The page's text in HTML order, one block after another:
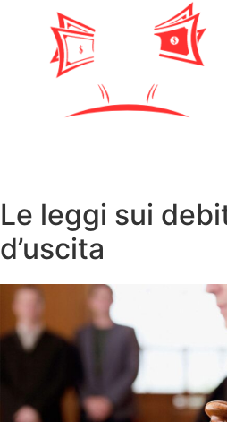
Le leggi sui
d’uscita